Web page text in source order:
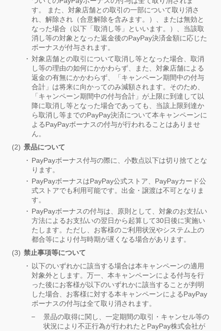
す。 また、対象店舗との取引の一部について取り消さ
れ、解除され（合意解除を含みます。）、または無効と
なった場合（以下「取消し等」といいます。）、当該取
消し等の対象となった返金後のPayPay決済金額に応じた
ボーナスが付与されます。
対象店舗との取引について取消し等となった場合、取消
し等の理由の如何にかかわらず、また、対象店舗による
返金の有無にかかわらず、「キャンペーン期間中の付与
合計」は将来に向かってのみ減額されます。そのため、
「キャンペーン期間中の付与合計」が上限に到達して以
降に取消し等となった場合であっても、当該上限到達か
ら取消し等までのPayPay決済について本キャンペーンに
よるPayPayボーナスの付与が行われることはありませ
ん。
景品について
PayPayボーナス付与の際に、小数点以下は切り捨てとな
ります。
PayPayボーナスはPayPay公式ストア、PayPayカード公
式ストアでも利用可能です。出金・譲渡は不可となりま
す。
PayPayボーナスの付与は、原則として、対象のお支払い
方法によるお支払いの翌日から起算して30日後に実施い
たします。ただし、お客様のご利用状況やシステム上の
都合等により付与時期が遅くなる場合があります。
禁止事項等について
以下のいずれかに該当する場合は本キャンペーンの適用
対象外とします。万一、本キャンペーンによる付与を行
った後にお客様が以下のいずれかに該当することが判明
した場合、お客様に対する本キャンペーンによるPayPay
ボーナスの付与は全て取り消されます。
景品の取得に関し、一定期間の取引・キャンセル等の
状況により不正行為が行われたとPayPay株式会社が